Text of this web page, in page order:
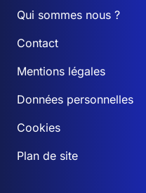
Qui sommes nous ?
Contact
Mentions légales
Données personnelles
Cookies
Plan de site